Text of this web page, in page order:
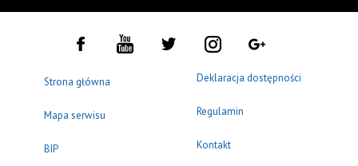
Strona główna
Mapa serwisu
BIP
Deklaracja dostępności
Regulamin
Kontakt